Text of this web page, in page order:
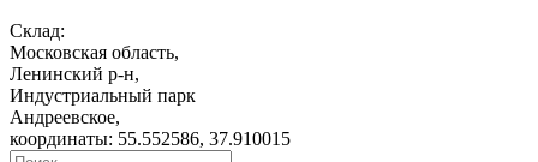
Склад:
Московская область,
Ленинский р-н,
Индустриальный парк
Андреевское,
координаты: 55.552586, 37.910015